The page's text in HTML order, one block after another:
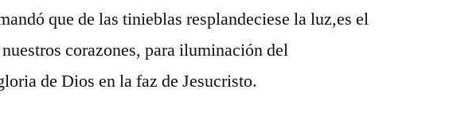
que de las tinieblas resplandeciese la luz,es el
corazones, para iluminación del
de Dios en la faz de Jesucristo.